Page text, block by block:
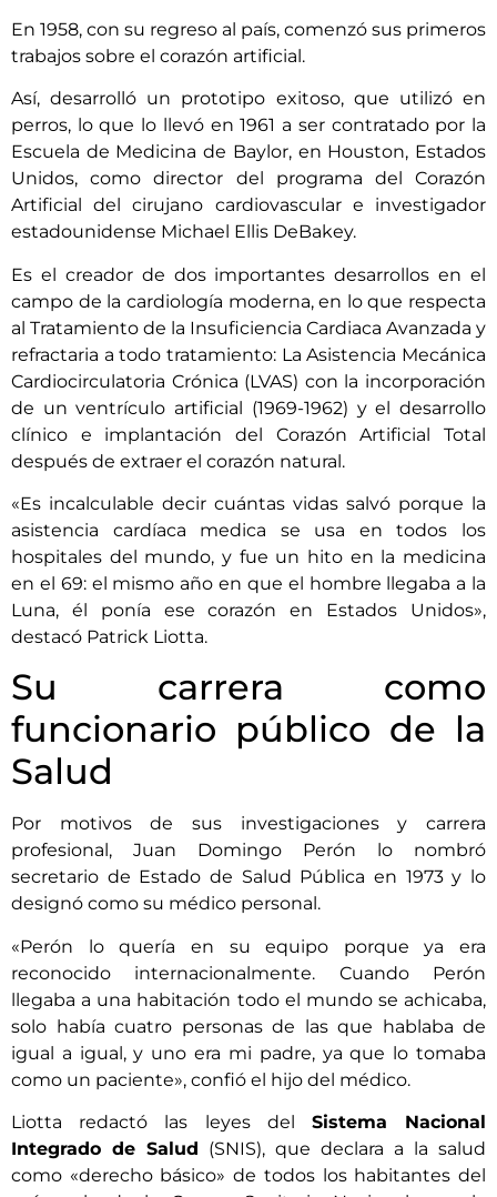
En 1958, con su regreso al país, comenzó sus primeros
trabajos sobre el corazón artificial.
Así, desarrolló un prototipo exitoso, que utilizó en
perros, lo que lo llevó en 1961 a ser contratado por la
Escuela de Medicina de Baylor, en Houston, Estados
Unidos, como director del programa del Corazón
Artificial del cirujano cardiovascular e investigador
estadounidense Michael Ellis DeBakey.
Es el creador de dos importantes desarrollos en el
campo de la cardiología moderna, en lo que respecta
al Tratamiento de la Insuficiencia Cardiaca Avanzada y
refractaria a todo tratamiento: La Asistencia Mecánica
Cardiocirculatoria Crónica (LVAS) con la incorporación
de un ventrículo artificial (1969-1962) y el desarrollo
clínico e implantación del Corazón Artificial Total
después de extraer el corazón natural.
«Es incalculable decir cuántas vidas salvó porque la
asistencia cardíaca medica se usa en todos los
hospitales del mundo, y fue un hito en la medicina
en el 69: el mismo año en que el hombre llegaba a la
Luna, él ponía ese corazón en Estados Unidos»,
destacó Patrick Liotta.
Su carrera como
funcionario público de la
Salud
Por motivos de sus investigaciones y carrera
profesional, Juan Domingo Perón lo nombró
secretario de Estado de Salud Pública en 1973 y lo
designó como su médico personal.
«Perón lo quería en su equipo porque ya era
reconocido internacionalmente. Cuando Perón
llegaba a una habitación todo el mundo se achicaba,
solo había cuatro personas de las que hablaba de
igual a igual, y uno era mi padre, ya que lo tomaba
como un paciente», confió el hijo del médico.
Liotta redactó las leyes del Sistema Nacional
Integrado de Salud (SNIS), que declara a la salud
como «derecho básico» de todos los habitantes del